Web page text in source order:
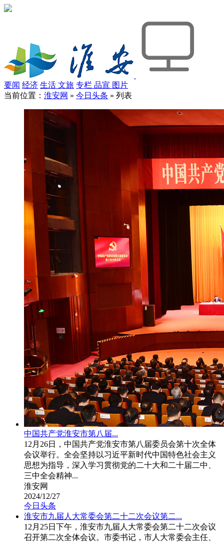
要闻 经济 生活 文旅 专栏 品宣 图片
当前位置： 淮安网 » 今日头条 » 列表
中国共产党淮安市第八届...
12月26日，中国共产党淮安市第八届委员会第十次全体
会议举行。全会坚持以习近平新时代中国特色社会主义
思想为指导，深入学习贯彻党的二十大和二十届二中、
三中全会精神...
淮安网
2024/12/27
今日头条
淮安市九届人大常委会第二十二次会议第二...
12月25日下午，淮安市九届人大常委会第二十二次会议
召开第二次全体会议。市委书记，市人大常委会主任、